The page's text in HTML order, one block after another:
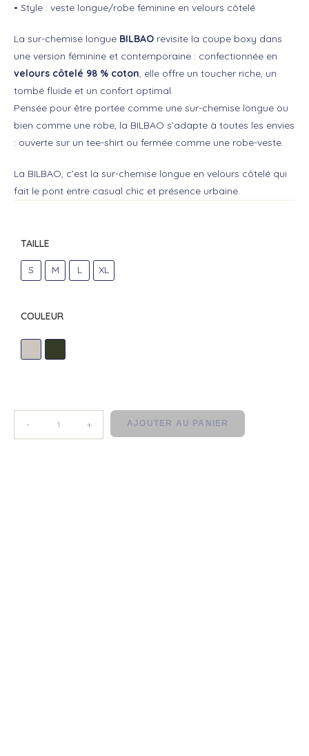
• Style : veste longue/robe féminine en velours côtelé
La sur-chemise longue BILBAO revisite la coupe boxy dans
une version féminine et contemporaine : confectionnée en
velours côtelé 98 % coton, elle offre un toucher riche, un
tombé fluide et un confort optimal.
Pensée pour être portée comme une sur-chemise longue ou
bien comme une robe, la BILBAO s’adapte à toutes les envies
: ouverte sur un tee-shirt ou fermée comme une robe-veste.
La BILBAO, c’est la sur-chemise longue en velours côtelé qui
fait le pont entre casual chic et présence urbaine.
TAILLE
S M L XL
COULEUR
ECRUOLIVE
- + AJOUTER AU PANIER